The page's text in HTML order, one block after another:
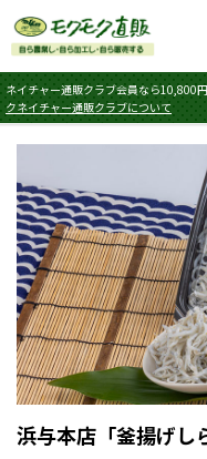
ネイチャー通販クラブ会員なら10,800
クネイチャー通販クラブについて
浜与本店「釜揚げし